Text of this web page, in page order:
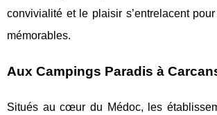
convivialité et le plaisir s’entrelacent
mémorables.
Aux Campings Paradis à
Situés au cœur du Médoc, les